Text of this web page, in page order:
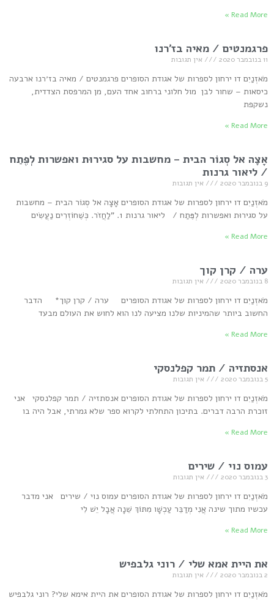
Read More »
פרגמנטים / מאיה בז׳רנו
11 בנובמבר 2020 אין תגובות
מֹאזְנַיִם דו ירחון לספרות של אגודת הסופרים פרגמנטים / מאיה בז׳רנו ארבעה
כיסאות – שחור לבן מול חלוני ברחוב אחד העם, מן המרפסת הצדדית,
נשקפת
Read More »
אָצָה אל סְגוֹר הבית – מחשבות על סגירוּת ואפשרות לְפֶּתַח
/ ליאור גרנות
9 בנובמבר 2020 אין תגובות
מֹאזְנַיִם דו ירחון לספרות של אגודת הסופרים אָצָה אל סְגוֹר הבית – מחשבות
על סגירוּת ואפשרות לְפֶּתַח / ליאור גרנות 1. "לַחֲזֹר. כְּשֶׁחוֹזְרִים נַעֲשִׂים
Read More »
ערה / קרן קוך
8 בנובמבר 2020 אין תגובות
מֹאזְנַיִם דו ירחון לספרות של אגודת הסופרים ערה / קרן קוך* הדבר
החשוב ביותר שהמיניות שלנו מציעה לנו הוא לחוש את העולם מבעד
Read More »
אנסתזיה / תמר קפלנסקי
5 בנובמבר 2020 אין תגובות
מֹאזְנַיִם דו ירחון לספרות של אגודת הסופרים אנסתזיה / תמר קפלנסקי אני
זוכרת הרבה דברים. בתיכון התחלתי לקרוא ספר שלא גמרתי, אבל היה בו
Read More »
עמוס נוי / שירים
3 בנובמבר 2020 אין תגובות
מֹאזְנַיִם דו ירחון לספרות של אגודת הסופרים עמוס נוי / שירים אני מדבר
עכשיו מתוך שינה אֲנִי מְדַבֵּר עַכְשָׁו מִתּוֹךְ שֵׁנָה אֲבָל יֵשׁ לִי
Read More »
את היית אמא שלי / רוני גלבפיש
2 בנובמבר 2020 אין תגובות
מֹאזְנַיִם דו ירחון לספרות של אגודת הסופרים את היית אימא שלי? רוני גלבפיש